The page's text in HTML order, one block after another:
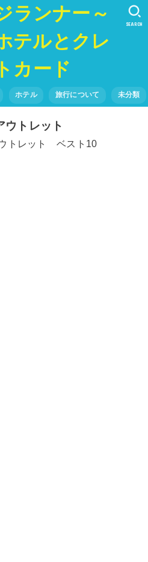
ランナー～
テルとクレ
カード
ホテル 旅行について 未分類
SEARCH
ウトレット